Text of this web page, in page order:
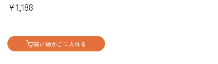
￥1,188
買い物かごに入れる